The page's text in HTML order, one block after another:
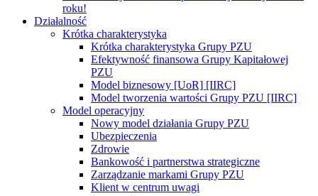
roku!
Działalność
Krótka charakterystyka
Krótka charakterystyka Grupy PZU
Efektywność finansowa Grupy Kapitałowej
PZU
Model biznesowy [UoR] [IIRC]
Model tworzenia wartości Grupy PZU [IIRC]
Model operacyjny
Nowy model działania Grupy PZU
Ubezpieczenia
Zdrowie
Bankowość i partnerstwa strategiczne
Zarządzanie markami Grupy PZU
Klient w centrum uwagi